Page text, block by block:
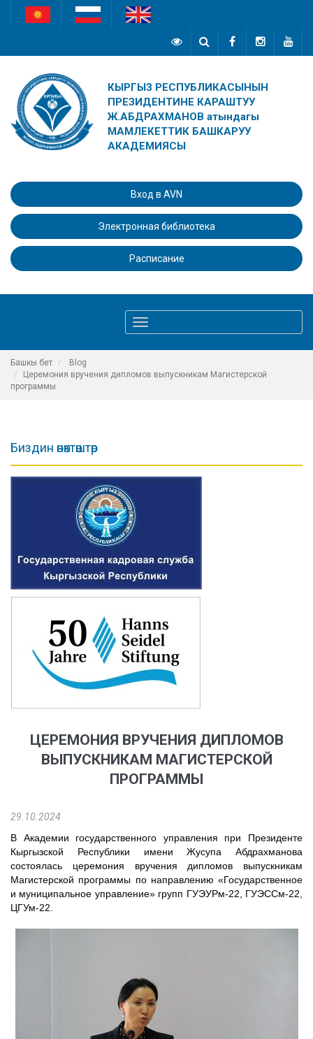
КЫРГЫЗ РЕСПУБЛИКАСЫНЫН
ПРЕЗИДЕНТИНЕ КАРАШТУУ
Ж.АБДРАХМАНОВ атындагы
МАМЛЕКЕТТИК БАШКАРУУ
АКАДЕМИЯСЫ
Вход в AVN
Электронная библиотека
Расписание
navigation
Башкы бет
Blog
Церемония вручения дипломов выпускникам Магистерской
программы
Биздин өнөктөштөр
ЦЕРЕМОНИЯ ВРУЧЕНИЯ ДИПЛОМОВ
ВЫПУСКНИКАМ МАГИСТЕРСКОЙ
ПРОГРАММЫ
29.10.2024
В
Академии государственного управления при
Президенте
Кыргызской
Республики имени Жусупа
Абдрахманова
состоялась
церемония вручения дипломов
выпускникам
Магистерской программы по направлению «Государственное
и муниципальное управление» групп ГУЭУРм-22,
ГУЭССм-22,
ЦГУм-22